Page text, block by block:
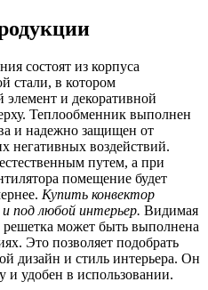
состоят из корпуса
стали, в котором
элемент и декоративной
Теплообменник выполнен
и надежно защищен от
негативных воздействий.
путем, а при
помещение будет
Купить конвектор
под любой интерьер. Видимая
решетка может быть выполнена
Это позволяет подобрать
дизайн и стиль интерьера. Он
и удобен в использовании.